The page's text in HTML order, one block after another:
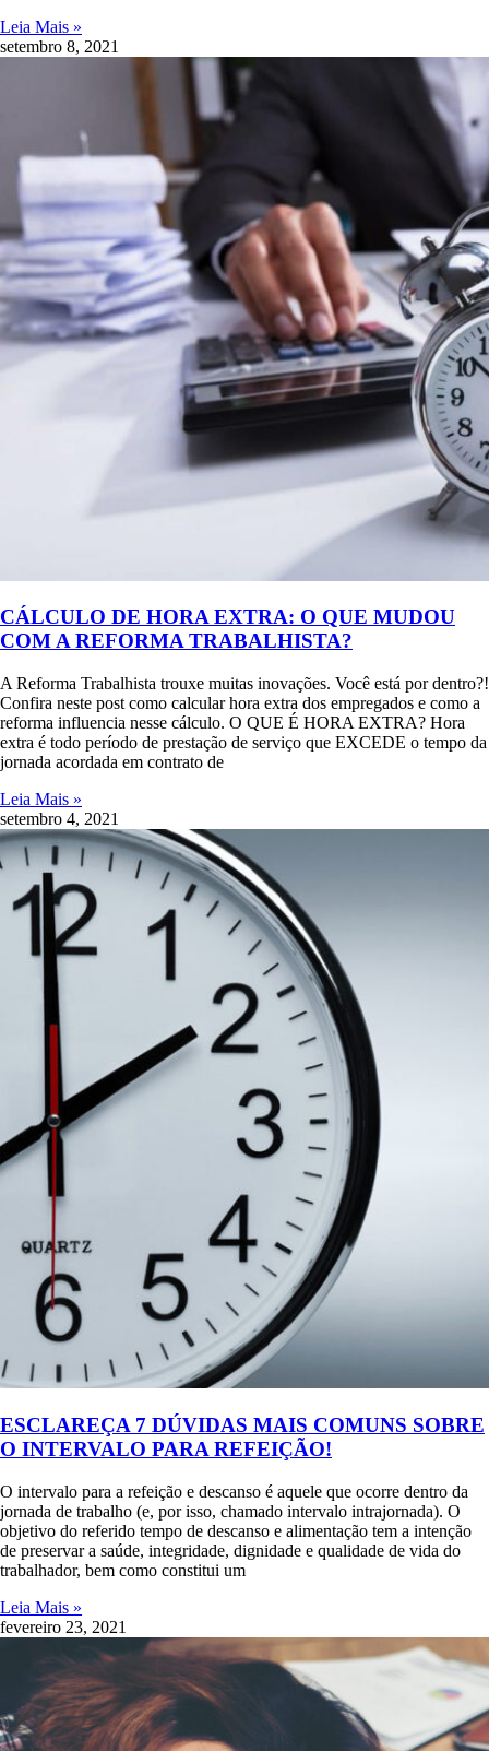
Leia Mais »
setembro 8, 2021
CÁLCULO DE HORA EXTRA: O QUE MUDOU
COM A REFORMA TRABALHISTA?
A Reforma Trabalhista trouxe muitas inovações. Você está por dentro?!
Confira neste post como calcular hora extra dos empregados e como a
reforma influencia nesse cálculo. O QUE É HORA EXTRA? Hora
extra é todo período de prestação de serviço que EXCEDE o tempo da
jornada acordada em contrato de
Leia Mais »
setembro 4, 2021
ESCLAREÇA 7 DÚVIDAS MAIS COMUNS SOBRE
O INTERVALO PARA REFEIÇÃO!
O intervalo para a refeição e descanso é aquele que ocorre dentro da
jornada de trabalho (e, por isso, chamado intervalo intrajornada). O
objetivo do referido tempo de descanso e alimentação tem a intenção
de preservar a saúde, integridade, dignidade e qualidade de vida do
trabalhador, bem como constitui um
Leia Mais »
fevereiro 23, 2021